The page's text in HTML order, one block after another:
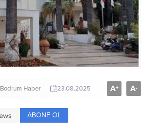
Bodrum Haber 23.08.2025 A+ A-
ABONE OL